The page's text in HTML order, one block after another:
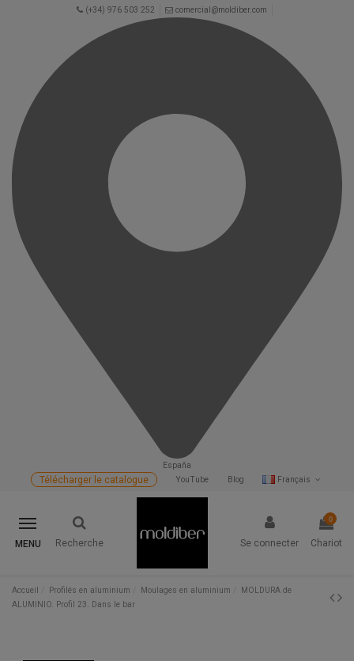
(+34) 976 503 252 comercial@moldiber.com
España
Français
Blog
YouTube
Télécharger le catalogue
MENU Recherche Se connecter
0
Chariot
Accueil Profilés en aluminium Moulages en aluminium
MOLDURA de
ALUMINIO. Profil 23. Dans le bar